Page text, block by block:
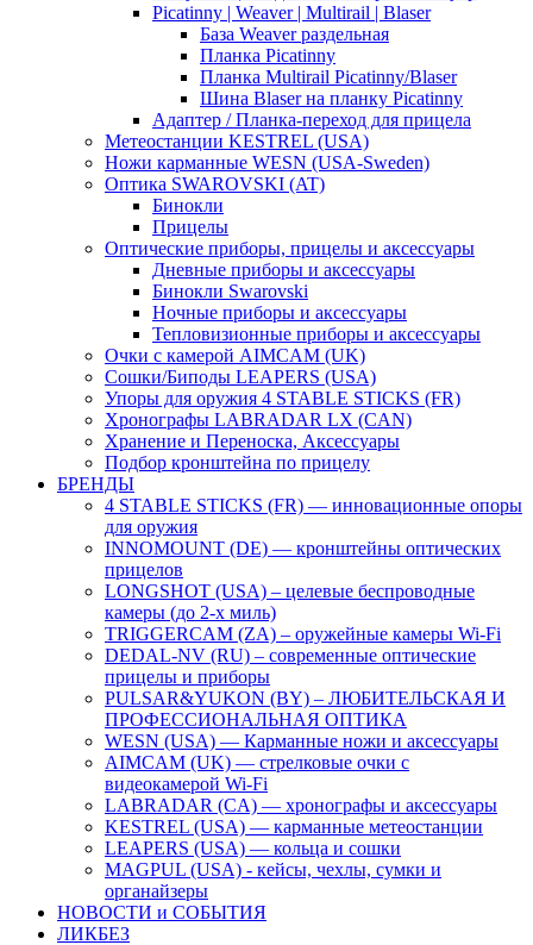
Picatinny | Weaver | Multirail | Blaser
База Weaver раздельная
Планка Picatinny
Планка Multirail Picatinny/Blaser
Шина Blaser на планку Picatinny
Адаптер / Планка-переход для прицела
Метеостанции KESTREL (USA)
Ножи карманные WESN (USA-Sweden)
Оптика SWAROVSKI (AT)
Бинокли
Прицелы
Оптические приборы, прицелы и аксессуары
Дневные приборы и аксессуары
Бинокли Swarovski
Ночные приборы и аксессуары
Тепловизионные приборы и аксессуары
Очки с камерой AIMCAM (UK)
Сошки/Биподы LEAPERS (USA)
Упоры для оружия 4 STABLE STICKS (FR)
Хронографы LABRADAR LX (CAN)
Хранение и Переноска, Аксессуары
Подбор кронштейна по прицелу
БРЕНДЫ
4 STABLE STICKS (FR) — инновационные опоры
для оружия
INNOMOUNT (DE) — кронштейны оптических
прицелов
LONGSHOT (USA) – целевые беспроводные
камеры (до 2-х миль)
TRIGGERCAM (ZA) – оружейные камеры Wi-Fi
DEDAL-NV (RU) – современные оптические
прицелы и приборы
PULSAR&YUKON (BY) – ЛЮБИТЕЛЬСКАЯ И
ПРОФЕССИОНАЛЬНАЯ ОПТИКА
WESN (USA) — Карманные ножи и аксессуары
AIMCAM (UK) — стрелковые очки с
видеокамерой Wi-Fi
LABRADAR (CA) — хронографы и аксессуары
KESTREL (USA) — карманные метеостанции
LEAPERS (USA) — кольца и сошки
MAGPUL (USA) - кейсы, чехлы, сумки и
органайзеры
НОВОСТИ и СОБЫТИЯ
ЛИКБЕЗ